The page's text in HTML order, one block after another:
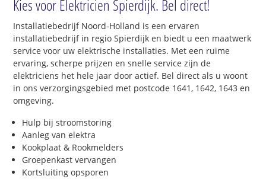
Kies voor Elektricien Spierdijk. Bel direct!
Installatiebedrijf Noord-Holland is een ervaren
installatiebedrijf in regio Spierdijk en biedt u een maatwerk
service voor uw elektrische installaties. Met een ruime
ervaring, scherpe prijzen en snelle service zijn de
elektriciens het hele jaar door actief. Bel direct als u woont
in ons verzorgingsgebied met postcode 1641, 1642, 1643 en
omgeving.
Hulp bij stroomstoring
Aanleg van elektra
Kookplaat & Rookmelders
Groepenkast vervangen
Kortsluiting opsporen